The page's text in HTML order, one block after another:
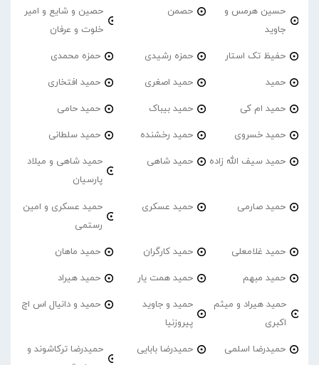
حسین هرمس و
جاوید
حصمن
حصین و شایع و امیر
خلوت و عرفان
حفیظ تک استار حمزه رشیدی حمزه محمدی
حمید حمید اصغری حمید افتخاری
حمید ام کی حمید بیباک حمید حامی
حمید خسروی حمید رخشنده حمید سلطانی
حمید سیف الله زاده حمید شاهی
حمید شاهی و میلاد
پارسیان
حمید صارمی حمید عسکری
حمید عسکری و امین
رستمی
حمید غلامعلی حمید کارگران حمید ماهان
حمید مبهم حمید همت یار حمید هیراد
حمید هیراد و میثم
اکبری
حمید و جاوید
پیروزنیا
حمید و دانیال اس اچ
حمیدرضا اسلمی حمیدرضا بابایی
حمیدرضا ترکاشوند و